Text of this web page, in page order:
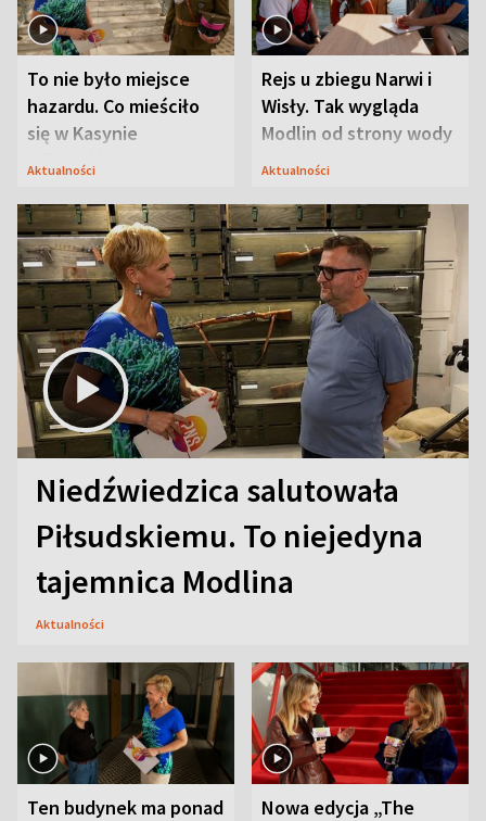
To nie było miejsce
hazardu. Co mieściło
się w Kasynie
Oficerskim?
Aktualności
Rejs u zbiegu Narwi i
Wisły. Tak wygląda
Modlin od strony wody
Aktualności
Niedźwiedzica salutowała
Piłsudskiemu. To niejedyna
tajemnica Modlina
Aktualności
Ten budynek ma ponad
Nowa edycja „The